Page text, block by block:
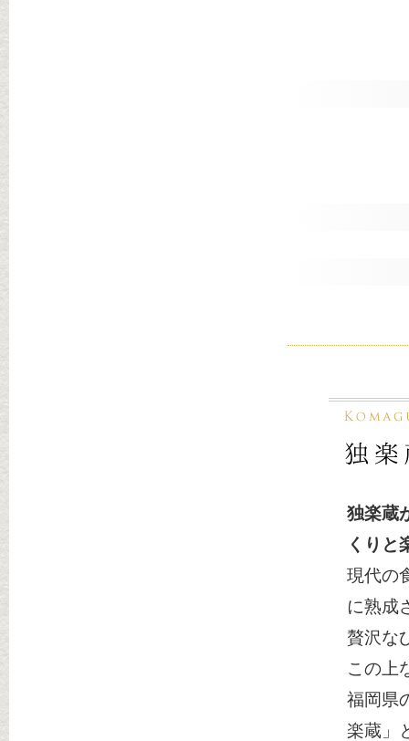
独楽蔵
くりと
現代の
に熟成
贅沢な
この上
福岡県
楽蔵」